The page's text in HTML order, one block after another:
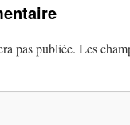
pas publiée. Les